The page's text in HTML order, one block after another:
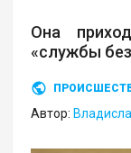
Она
«службы
Автор: